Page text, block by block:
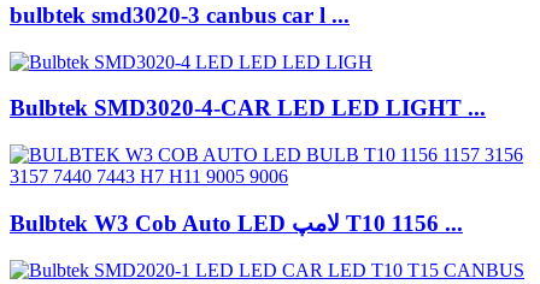
bulbtek smd3020-3 canbus car l ...
Bulbtek SMD3020-4-CAR LED LED LIGHT ...
Bulbtek W3 Cob Auto LED لامپ T10 1156 ...